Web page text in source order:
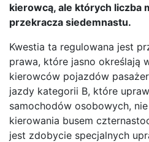
kierowcą, ale których liczba
przekracza siedemnastu.
Kwestia ta regulowana jest
prawa, które jasno określają
kierowców pojazdów
jazdy kategorii B, które
samochodów osobowych,
kierowania busem
jest zdobycie specjalnych